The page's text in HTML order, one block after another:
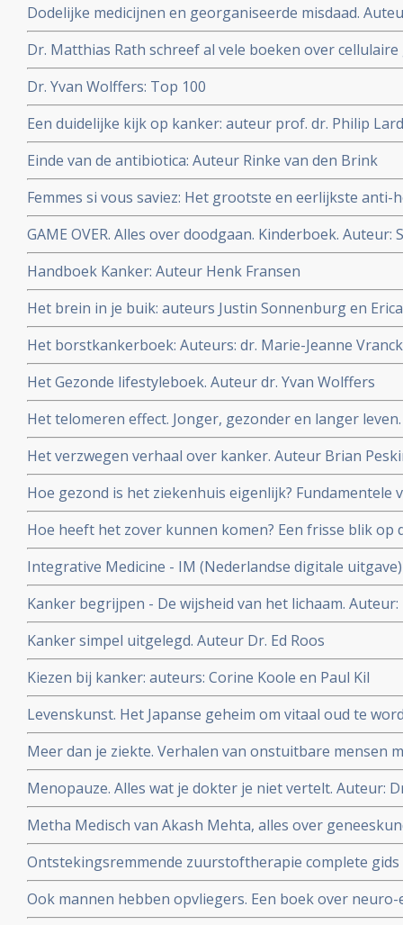
Dodelijke medicijnen en georganiseerde misdaad.
farmaceutische industrie is door en door verrot
Dr. Matthias Rath schreef al vele boeken over
gezond blijven
Dr. Yvan Wolffers: Top 100
Een duidelijke kijk op kanker: auteur prof. dr. Philip
Einde van de antibiotica: Auteur Rinke van den Brink
Femmes si vous saviez: Het grootste en eerlijkste anti-
vrouwen zouden moeten weten over vooral de rol van
baarmoeder-, borst- en eierstokkanker. Maar ook
GAME OVER. Alles over doodgaan. Kinderboek. Auteur:
Quaegebeur. Dit boek legt uit wat we wél weten van
die niet meer verdwijnt. Voor kinderen vanaf 7 jaar.
Handboek Kanker: Auteur Henk Fransen
Het brein in je buik: auteurs Justin Sonnenburg en
Het borstkankerboek: Auteurs: dr. Marie-Jeanne
Oldenburg, Julia van Bohemen
Het Gezonde lifestyleboek. Auteur dr. Yvan Wolffers
Het telomeren effect. Jonger, gezonder en langer
en Elissa Epel
Het verzwegen verhaal over kanker. Auteur Brian
Hoe gezond is het ziekenhuis eigenlijk? Fundamentele
Auteur: oncologisch chirurg Schelto Kruijff
Hoe heeft het zover kunnen komen? Een frisse blik op
Peter Kapitein
Integrative Medicine - IM (Nederlandse digitale
Astrid Koppen.
Kanker begrijpen - De wijsheid van het lichaam.
Kanker simpel uitgelegd. Auteur Dr. Ed Roos
Kiezen bij kanker: auteurs: Corine Koole en Paul Kil
Levenskunst. Het Japanse geheim om vitaal oud te
Meer dan je ziekte. Verhalen van onstuitbare mensen
Bloem en Jan Heemskerk
Menopauze. Alles wat je dokter je niet vertelt. Auteur:
Metha Medisch van Akash Mehta, alles over
zakboekformaat. Topper voor studenten geneeskunde
Ontstekingsremmende zuurstoftherapie complete
gebruiken van natuurlijke zuurstoftherapie. Auteur
Ook mannen hebben opvliegers. Een boek over